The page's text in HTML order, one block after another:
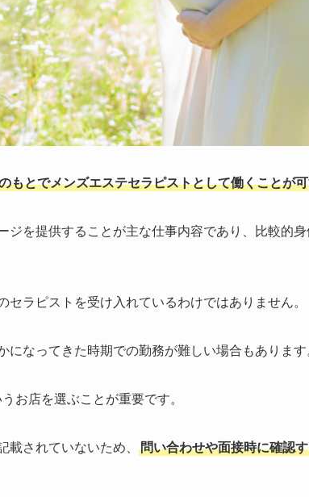
もとでメンズエステセラピストとして働くことが
ジを提供することが主な仕事内容であり、比較的
ラピストを受け入れているわけではありません。
なってきた時期での勤務が難しい場合もあります
お店を選ぶことが重要です。
載されていないため、 問い合わせや面接時に確認